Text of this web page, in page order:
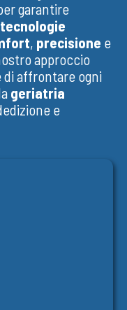
garantire
tecnologie
, precisione e
approccio
affrontare ogni
geriatria
e